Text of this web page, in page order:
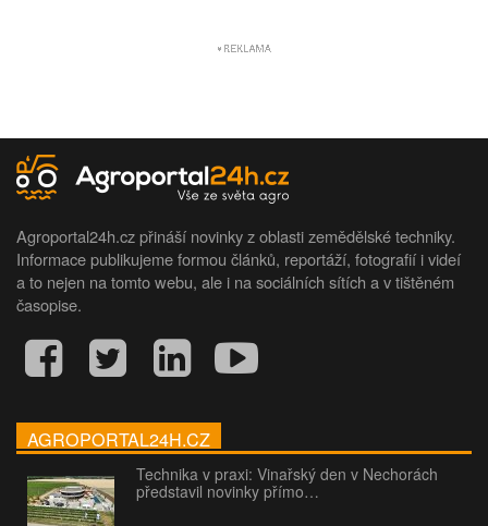
Agroportal24h.cz přináší novinky z oblasti zemědělské techniky.
Informace publikujeme formou článků, reportáží, fotografií i videí
a to nejen na tomto webu, ale i na sociálních sítích a v tištěném
časopise.
AGROPORTAL24H.CZ
Technika v praxi: Vinařský den v Nechorách
představil novinky přímo…